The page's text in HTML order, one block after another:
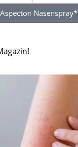
Aspecton Nasenspray*